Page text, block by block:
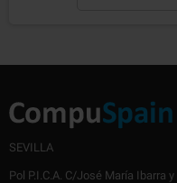
SEVILLA
Pol P.I.C.A. C/José María Ibarra